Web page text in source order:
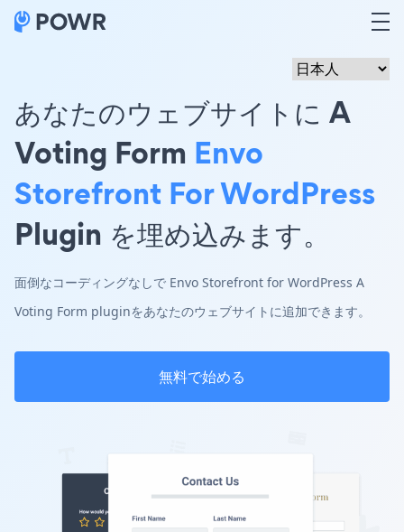
あなたのウェブサイトに A
Voting Form Envo
Storefront For WordPress
Plugin を埋め込みます。
面倒なコーディングなしで Envo Storefront for WordPress A
Voting Form pluginをあなたのウェブサイトに追加できます。
無料で始める